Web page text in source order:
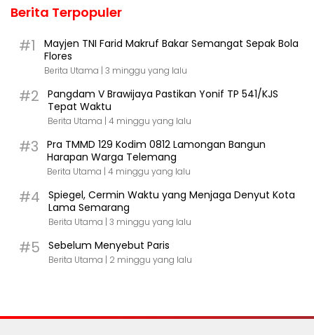
Berita Terpopuler
#1
Mayjen TNI Farid Makruf Bakar Semangat Sepak Bola
Flores
Berita Utama | 3 minggu yang lalu
#2
Pangdam V Brawijaya Pastikan Yonif TP 541/KJS
Tepat Waktu
Berita Utama | 4 minggu yang lalu
#3
Pra TMMD 129 Kodim 0812 Lamongan Bangun
Harapan Warga Telemang
Berita Utama | 4 minggu yang lalu
#4
Spiegel, Cermin Waktu yang Menjaga Denyut Kota
Lama Semarang
Berita Utama | 3 minggu yang lalu
#5 Sebelum Menyebut Paris
Berita Utama | 2 minggu yang lalu